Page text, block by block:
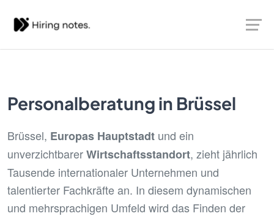
Personalberatung in Brüssel
Brüssel, Europas Hauptstadt und ein
unverzichtbarerWirtschaftsstandort, zieht jährlich
Tausende internationaler Unternehmen und
talentierter Fachkräfte an. In diesem dynamischen
und mehrsprachigen Umfeld wird das Finden der